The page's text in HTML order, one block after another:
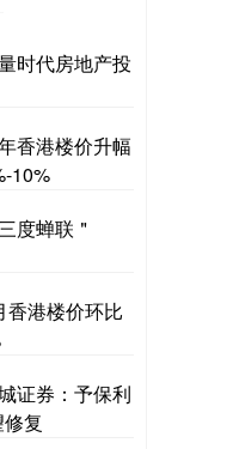
时代房地产投
香港楼价升幅
10%
度蝉联＂
香港楼价环比
证券：予保利
复